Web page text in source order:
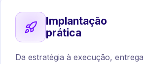
Implantação
prática
Da estratégia à execução,